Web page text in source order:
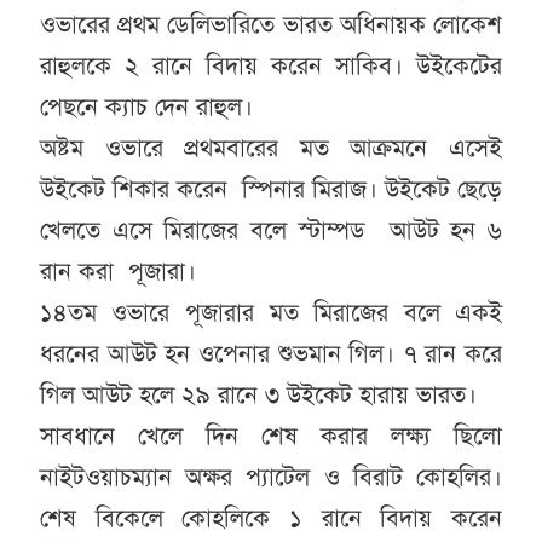
ওভারের প্রথম ডেলিভারিতে ভারত অধিনায়ক লোকেশ
রাহুলকে ২ রানে বিদায় করেন সাকিব। উইকেটের
পেছনে ক্যাচ দেন রাহুল।
অষ্টম ওভারে প্রথমবারের মত আক্রমনে এসেই
উইকেট শিকার করেন স্পিনার মিরাজ। উইকেট ছেড়ে
খেলতে এসে মিরাজের বলে স্টাম্পড আউট হন ৬
রান করা পূজারা।
১৪তম ওভারে পূজারার মত মিরাজের বলে একই
ধরনের আউট হন ওপেনার শুভমান গিল। ৭ রান করে
গিল আউট হলে ২৯ রানে ৩ উইকেট হারায় ভারত।
সাবধানে খেলে দিন শেষ করার লক্ষ্য ছিলো
নাইটওয়াচম্যান অক্ষর প্যাটেল ও বিরাট কোহলির।
শেষ বিকেলে কোহলিকে ১ রানে বিদায় করেন